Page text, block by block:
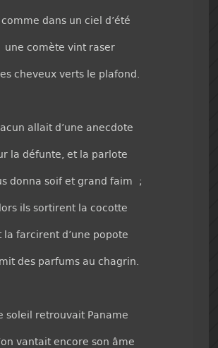
dans un ciel d’été
une comète vint raser
cheveux verts le plafond.
allait d’une anecdote
la défunte, et la parlote
donna soif et grand faim ;
ils sortirent la cocotte
la farcirent d’une popote
des parfums au chagrin.
soleil retrouvait Paname
vantait encore son âme